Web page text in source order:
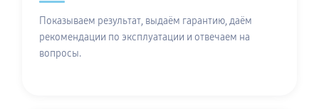
Показываем результат, выдаём гарантию, даём
рекомендации по эксплуатации и отвечаем на
вопросы.